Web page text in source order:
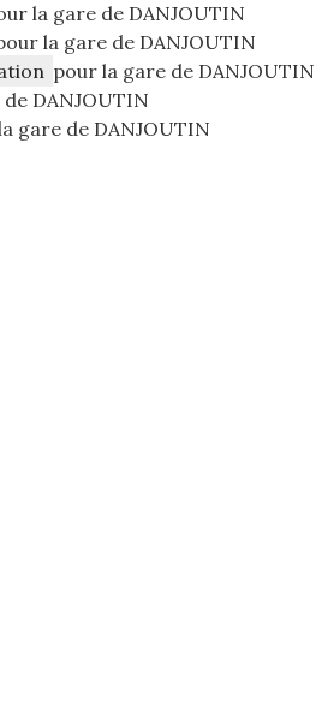
la gare de DANJOUTIN
la gare de DANJOUTIN
pour la gare de DANJOUTIN
DANJOUTIN
gare de DANJOUTIN